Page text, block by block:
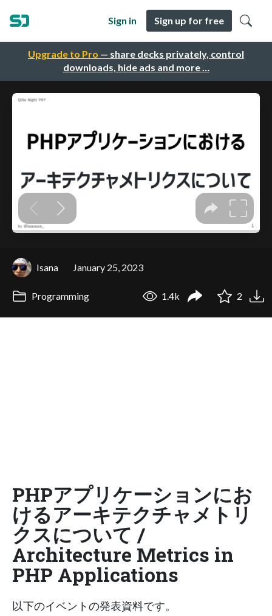
Upgrade to Pro — share decks privately, control
downloads, hide ads and more …
Sign in Sign up for free
Isana January 25, 2023
Programming 1.4k 2
PHPアプリケーションにお
けるアーキテクチャメトリ
クスについて /
Architecture Metrics in
PHP Applications
以下のイベントの発表資料です。